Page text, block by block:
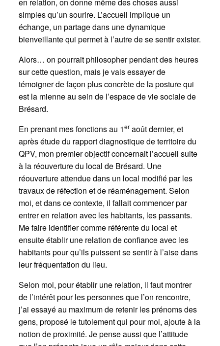
en relation, on donne même des choses aussi
simples qu’un sourire. L’accueil implique un
échange, un partage dans une dynamique
bienveillante qui permet à l’autre de se sentir exister.
Alors… on pourrait philosopher pendant des heures
sur cette question, mais je vais essayer de
témoigner de façon plus concrète de la posture qui
est la mienne au sein de l’espace de vie sociale de
Brésard.
En prenant mes fonctions au 1er août dernier, et
après étude du rapport diagnostique de territoire du
QPV, mon premier objectif concernait l’accueil suite
à la réouverture du local de Brésard. Une
réouverture attendue dans un local modifié par les
travaux de réfection et de réaménagement. Selon
moi, et dans ce contexte, il fallait commencer par
entrer en relation avec les habitants, les passants.
Me faire identifier comme référente du local et
ensuite établir une relation de confiance avec les
habitants pour qu’ils puissent se sentir à l’aise dans
leur fréquentation du lieu.
Selon moi, pour établir une relation, il faut montrer
de l’intérêt pour les personnes que l’on rencontre,
j’ai essayé au maximum de retenir les prénoms des
gens, proposé le tutoiement qui pour moi, ajoute à la
notion de proximité. Je pense aussi que l’attitude